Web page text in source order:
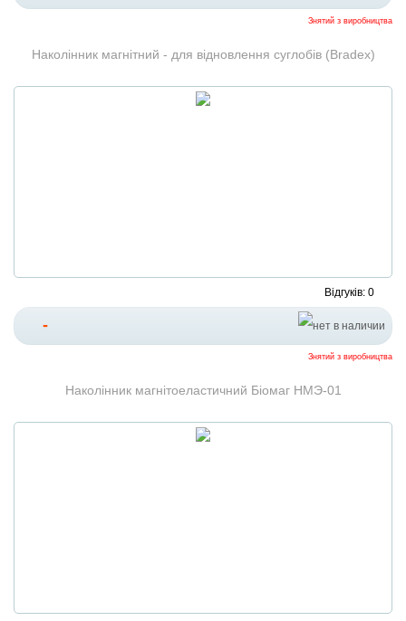
Знятий з виробництва
Наколінник магнітний - для відновлення суглобів (Bradex)
Відгуків: 0
-
Знятий з виробництва
Наколінник магнітоеластичний Біомаг НМЭ-01